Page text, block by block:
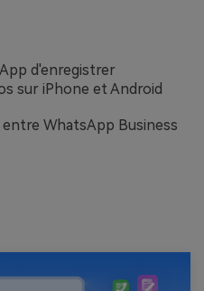
d'enregistrer
sur iPhone et Android
WhatsApp Business